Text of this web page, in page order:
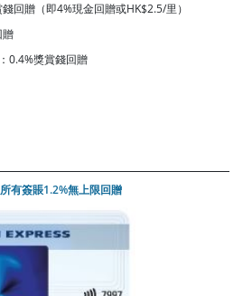
回贈（即4%現金回贈或HK$2.5/里）
贈
0.4%獎賞錢回贈
所有簽賬1.2%無上限回贈